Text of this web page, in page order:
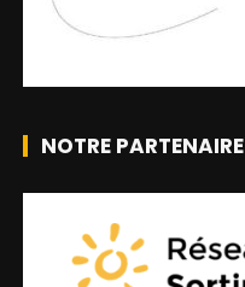
NOTRE PARTENAIRE